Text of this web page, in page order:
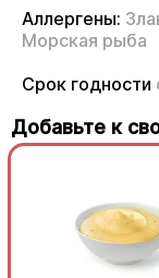
Аллергены:
Морская рыба
Срок годности
Добавьте к